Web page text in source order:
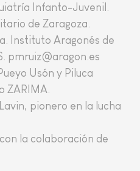
Infanto-Juvenil.
de Zaragoza.
Instituto Aragonés de
pmruiz@aragon.es
Usón y Piluca
ZARIMA.
pionero en la lucha
la colaboración de